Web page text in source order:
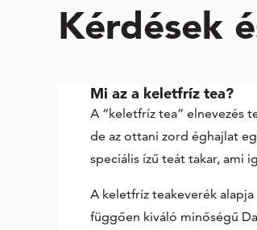
Kérdések
Mi az a keletfríz tea?
A “keletfríz tea” elnevezés
de az ottani zord éghajlat
speciális ízű teát takar, ami
A keletfríz teakeverék
függően kiváló minőségű